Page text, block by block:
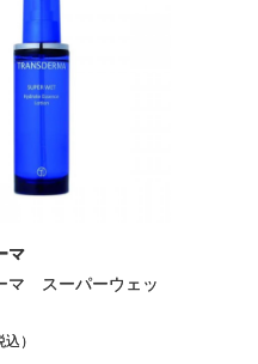
マ
マ スーパーウェッ
込）